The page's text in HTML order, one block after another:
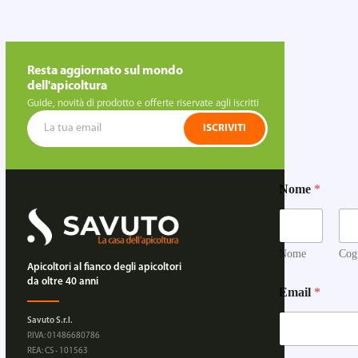
Resta aggiornato sul mondo
dell'apicoltura
Guide, novità di prodotto e offerte riservate agli iscritti
ISCRIVITI
Apicoltori al fianco degli apicoltori
da oltre 40 anni
Savuto S.r.l.
P.IVA: 01486680786
REA: CS - 101563
Nome *
Nome
Email *